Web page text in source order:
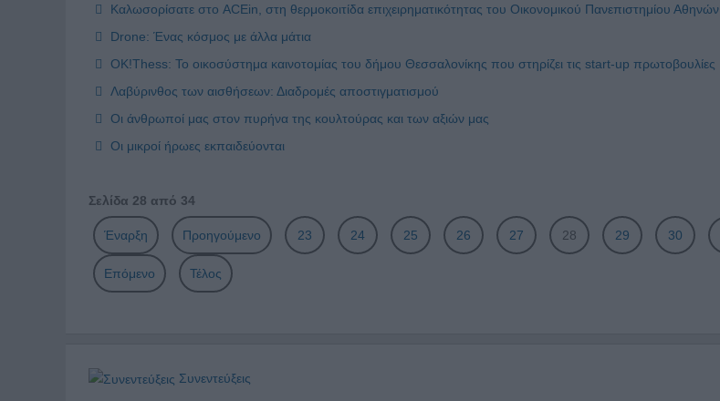
Καλωσορίσατε στο ACEin, στη θερμοκοιτίδα επιχειρηματικότητας του Οικονομικού Πανεπιστημίου Αθηνών
Drone: Ένας κόσμος με άλλα μάτια
OK!Thess: Το οικοσύστημα καινοτομίας του δήμου Θεσσαλονίκης που στηρίζει τις start-up πρωτοβουλίες
Λαβύρινθος των αισθήσεων: Διαδρομές αποστιγματισμού
Οι άνθρωποί μας στον πυρήνα της κουλτούρας και των αξιών μας
Οι μικροί ήρωες εκπαιδεύονται
Σελίδα 28 από 34
Έναρξη Προηγούμενο 23 24 25 26 27 28 29 30
Επόμενο Τέλος
Συνεντεύξεις